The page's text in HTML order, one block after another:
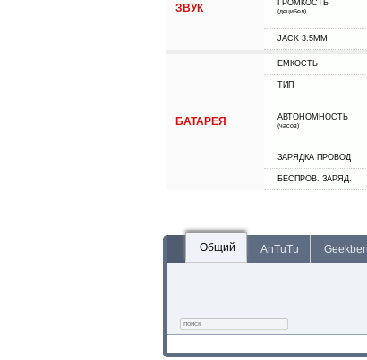
ЗВУК ГРОМКОСТЬ
(децибел)
JACK 3.5MM
БАТАРЕЯ
ЕМКОСТЬ
ТИП
АВТОНОМНОСТЬ
(часов)
ЗАРЯДКА ПРОВОД
БЕСПРОВ. ЗАРЯД.
Общий AnTuTu